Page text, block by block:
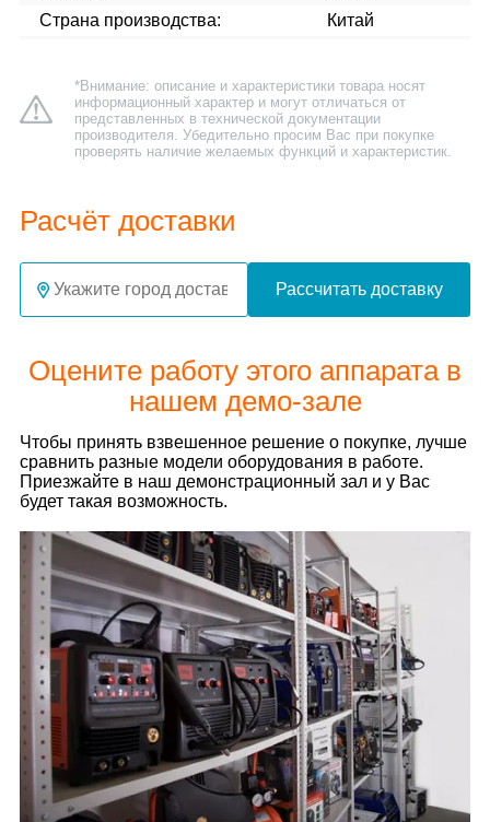
Страна производства:
Китай
*Внимание: описание и характеристики товара носят
информационный характер и могут отличаться от
представленных в технической документации
производителя. Убедительно просим Вас при покупке
проверять наличие желаемых функций и характеристик.
Расчёт доставки
Рассчитать доставку
Оцените работу этого аппарата в
нашем демо-зале
Чтобы принять взвешенное решение о покупке, лучше
сравнить разные модели оборудования в работе.
Приезжайте в наш демонстрационный зал и у Вас
будет такая возможность.